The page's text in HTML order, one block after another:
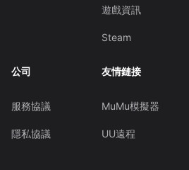
遊戲資訊
Steam
公司
服務協議
隱私協議
友情鏈接
MuMu模擬器
UU遠程